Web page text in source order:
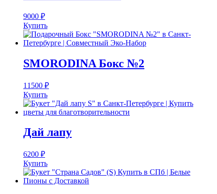
9000 ₽
Купить
SMORODINA Бокс №2
11500 ₽
Купить
Дай лапу
6200 ₽
Купить